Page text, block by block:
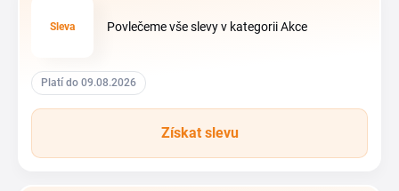
Sleva Povlečeme vše slevy v kategorii Akce
Platí do 09.08.2026
Získat slevu